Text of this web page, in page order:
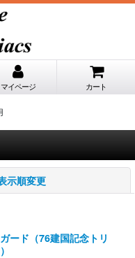
マイページ カート
示順変更
ード（76建国記念トリ